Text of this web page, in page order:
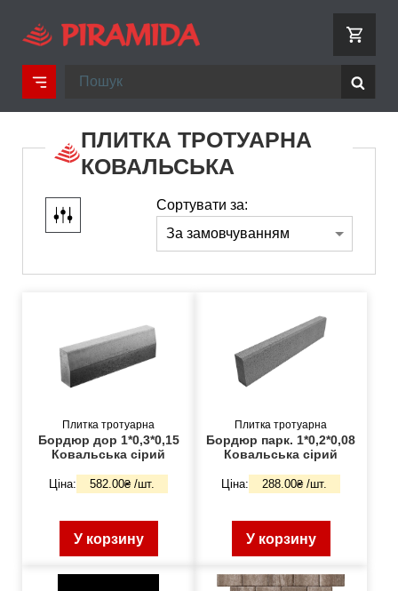
ПЛИТКА ТРОТУАРНА
КОВАЛЬСЬКА
Сортувати за:
Плитка тротуарна
Бордюр дор 1*0,3*0,15
Ковальська сірий
Ціна: 582.00₴ /шт.
У корзину
Плитка тротуарна
Бордюр парк. 1*0,2*0,08
Ковальська сірий
Ціна: 288.00₴ /шт.
У корзину